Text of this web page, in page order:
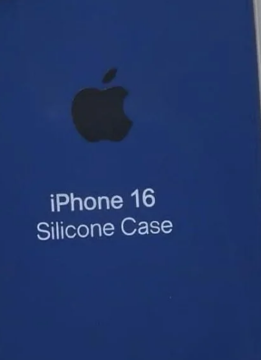
NO
no
aceptar